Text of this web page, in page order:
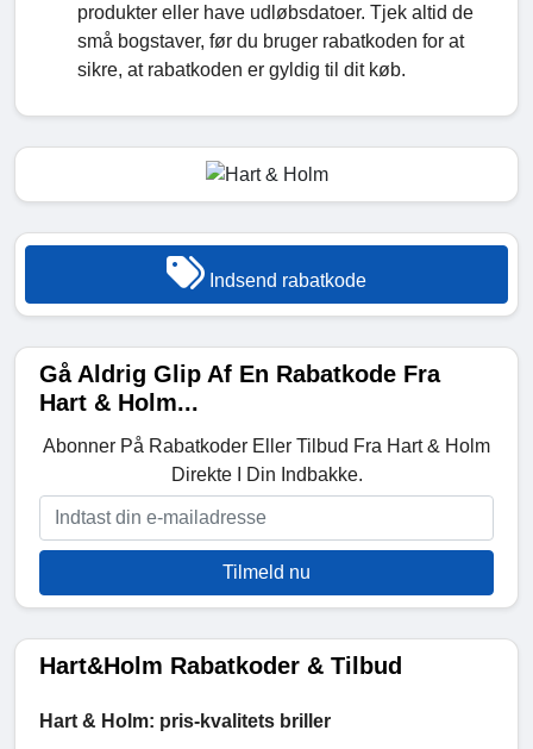
produkter eller have udløbsdatoer. Tjek altid de
små bogstaver, før du bruger rabatkoden for at
sikre, at rabatkoden er gyldig til dit køb.
Indsend rabatkode
Gå Aldrig Glip Af En Rabatkode Fra
Hart & Holm...
Abonner På Rabatkoder Eller Tilbud Fra Hart & Holm
Direkte I Din Indbakke.
Tilmeld nu
Hart&Holm Rabatkoder & Tilbud
Hart & Holm: pris-kvalitets briller